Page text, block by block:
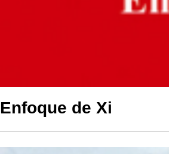
Enfoque de Xi